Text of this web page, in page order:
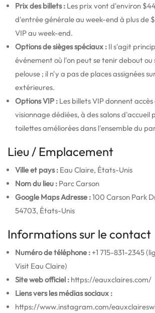
Prix des billets : Les prix vont d'environ
d'entrée générale au week-end à plus de
VIP au week-end.
Options de sièges spéciaux : Il s'agit
événement où l'on peut se tenir debout ou
pelouse ; il n'y a pas de places assignées
extérieures.
Options VIP : Les billets VIP donnent accès
visionnage dédiées, à des salons d'accueil
toilettes améliorées dans l'ensemble du
Lieu / Emplacement
Ville et pays : Eau Claire, États-Unis
Nom du lieu : Parc Carson
Google Maps Adresse :100 Carson Park
54703, États-Unis
Informations sur le contact
Numéro de téléphone : +1 715-831-2345
Visit Eau Claire)
Site web officiel : https://eauxclaires.com/
Liens vers les médias sociaux :
https://www.instagram.com/